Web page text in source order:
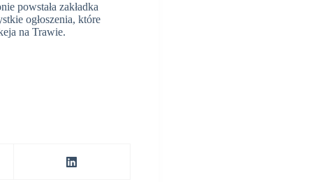
powstała zakładka
ogłoszenia, które
na Trawie.